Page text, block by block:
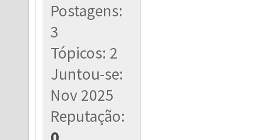
Postagens:
3
Tópicos: 2
Juntou-se:
Nov 2025
Reputação: